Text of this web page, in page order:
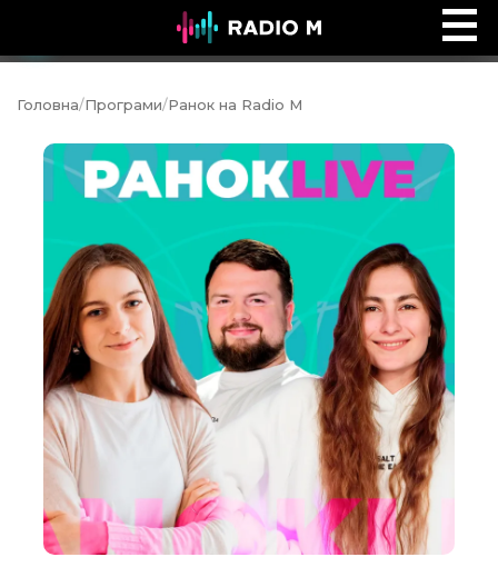
Music Ocean
Головна/Програми/Ранок на Radio M